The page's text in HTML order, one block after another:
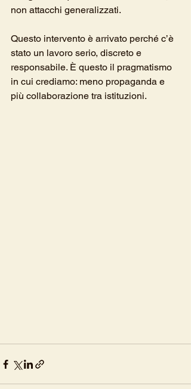
non attacchi generalizzati.
Questo intervento è arrivato perché c’è
stato un lavoro serio, discreto e
responsabile. È questo il pragmatismo
in cui crediamo: meno propaganda e
più collaborazione tra istituzioni.